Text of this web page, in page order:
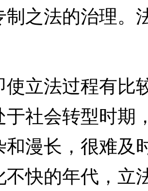
制之法的治理。
法过程有比
于社会转型时期
和漫长，很难及
不快的年代，立